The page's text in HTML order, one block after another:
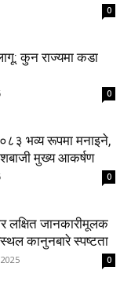
0
कुन राज्यमा कडा
0
भव्य रूपमा मनाइने,
मुख्य आकर्षण
0
लक्षित जानकारीमूलक
कानुनबारे स्पष्टता
0